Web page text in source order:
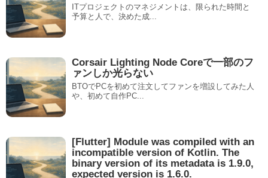
ITプロジェクトのマネジメントは、限られた時間と
予算と人で、決めた成...
Corsair Lighting Node Coreで一部のフ
ァンしか光らない
BTOでPCを初めて注文してファンを増設してみた人
や、初めて自作PC...
[Flutter] Module was compiled with an
incompatible version of Kotlin. The
binary version of its metadata is 1.9.0,
expected version is 1.6.0.